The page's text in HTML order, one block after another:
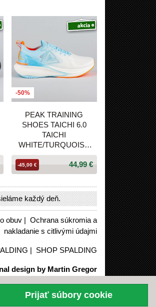
-50%
PEAK TRAINING
SHOES TAICHI 6.0
TAICHI
WHITE/TURQUOISE
BLUE
44,99 €
-45,00 €
každý deň.
obuv| Ochrana súkromia a
nakladanie s citlivými údajmi
| SHOP SPALDING
design by Martin Gregor
Prijať súbory cookie